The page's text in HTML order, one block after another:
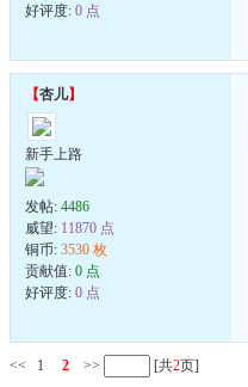
好评度: 0 点
【杏儿】
新手上路
发帖: 4486
威望: 11870 点
铜币: 3530 枚
贡献值: 0 点
好评度: 0 点
<< 1 2 >> [共2页]